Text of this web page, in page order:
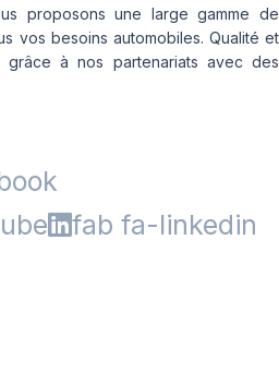
proposons une large gamme de
vos besoins automobiles. Qualité et
grâce à nos partenariats avec des
fab fa-linkedin